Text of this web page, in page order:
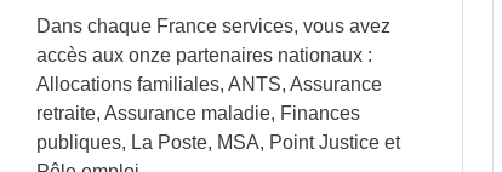
Dans chaque France services, vous avez
accès aux onze partenaires nationaux :
Allocations familiales, ANTS, Assurance
retraite, Assurance maladie, Finances
publiques, La Poste, MSA, Point Justice et